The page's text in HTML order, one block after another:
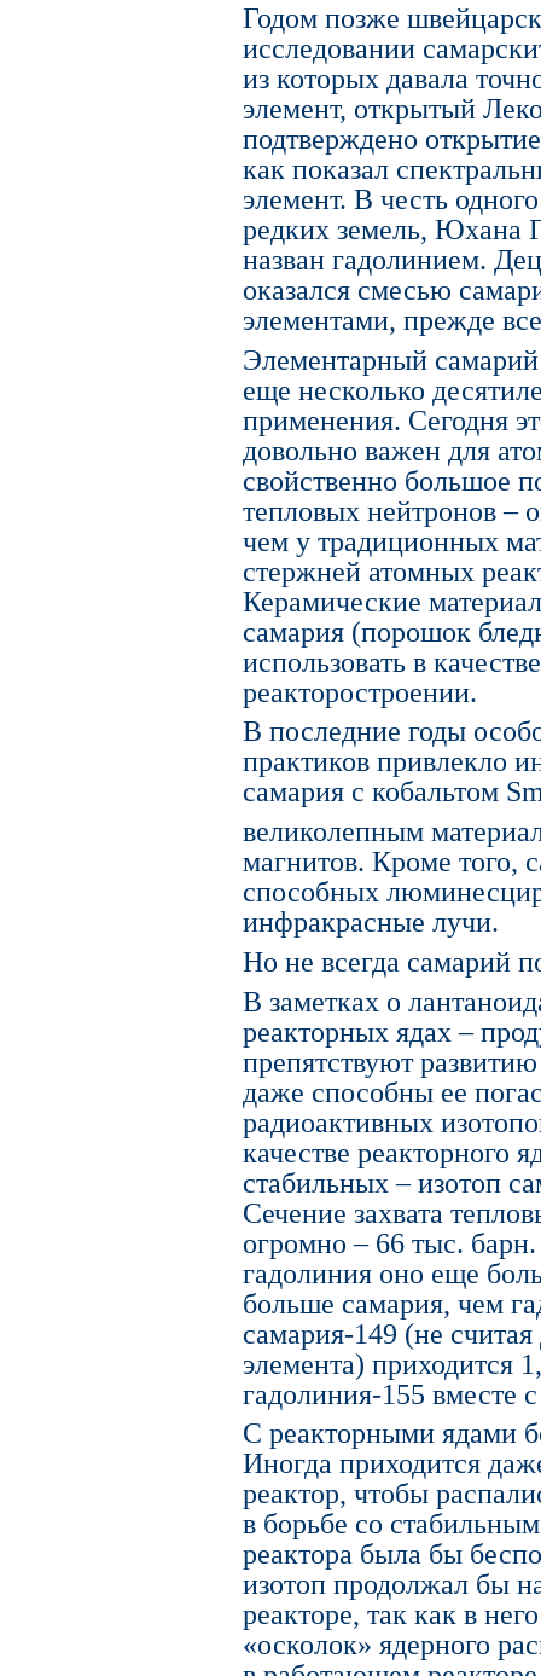
Годом позже
исследовании
из которых давала
элемент, открытый
подтверждено
как показал
элемент. В честь
редких земель, Юхана
назван гадолинием.
оказался смесью
элементами, прежде
Элементарный
еще несколько
применения. Сегодня
довольно важен для
свойственно большое
тепловых нейтронов –
чем у традиционных
стержней атомных
Керамические
самария (порошок
использовать в
реакторостроении.
В последние годы
практиков привлекло
самария с кобальтом
великолепным
магнитов. Кроме того,
способных
инфракрасные лучи.
Но не всегда самарий
В заметках о
реакторных ядах –
препятствуют
даже способны ее
радиоактивных
качестве реакторного
стабильных – изотоп
Сечение захвата
огромно – 66 тыс.
гадолиния оно еще
больше самария, чем
самария-149 (не считая
элемента) приходится
гадолиния-155 вместе
С реакторными ядами
Иногда приходится
реактор, чтобы
в борьбе со
реактора была бы
изотоп продолжал бы
реакторе, так как в
«осколок» ядерного